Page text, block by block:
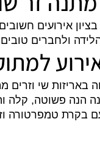
זר
חשובים
טובים
למתוק
שי וזרים
פשוטה, קלה
טמפרטורה וזאת